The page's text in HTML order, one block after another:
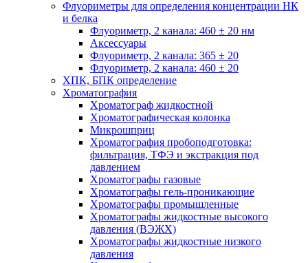
Флуориметры для определения концентрации НК
и белка
Флуориметр, 2 канала: 460 ± 20 нм
Аксессуары
Флуориметр, 2 канала: 365 ± 20
Флуориметр, 2 канала: 460 ± 20
ХПК, БПК определение
Хроматография
Хроматограф жидкостной
Хроматографическая колонка
Микрошприц
Хроматография пробоподготовка:
фильтрация, ТФЭ и экстракция под
давлением
Хроматографы газовые
Хроматографы гель-проникающие
Хроматографы промышленные
Хроматографы жидкостные высокого
давления (ВЭЖХ)
Хроматографы жидкостные низкого
давления